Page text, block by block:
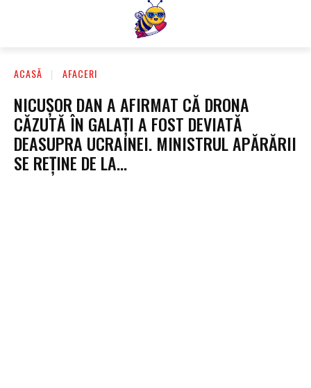
ACASĂ AFACERI
NICUȘOR DAN A AFIRMAT CĂ DRONA
CĂZUTĂ ÎN GALAȚI A FOST DEVIATĂ
DEASUPRA UCRAINEI. MINISTRUL APĂRĂRII
SE REȚINE DE LA…